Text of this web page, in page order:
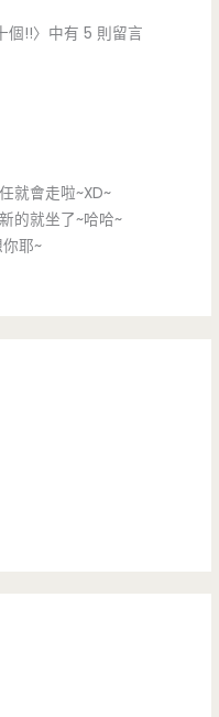
個!!〉中有 5 則留言
就會走啦~XD~
的就坐了~哈哈~
耶~